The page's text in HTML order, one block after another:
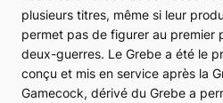
plusieurs titres, même si leur
permet pas de figurer au premier
deux-guerres. Le Grebe a été le
conçu et mis en service après la
Gamecock, dérivé du Grebe a